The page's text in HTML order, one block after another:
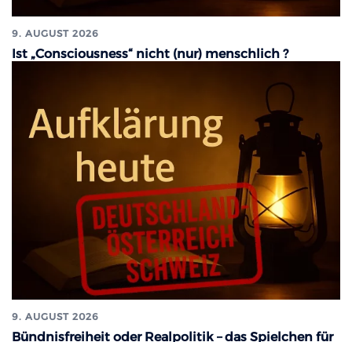
9. AUGUST 2026
Ist „Consciousness“ nicht (nur) menschlich ?
9. AUGUST 2026
Bündnisfreiheit oder Realpolitik – das Spielchen für